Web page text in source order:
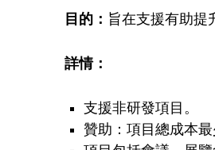
支
援
目的： 旨在支援有助提
詳情：
支援非研發項目。
贊助：項目總成本